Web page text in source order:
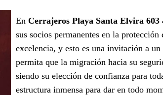
En Cerrajeros Playa Santa Elvira 603
sus socios permanentes en la
excelencia, y esto es una invitación a
permita que la migración hacia su
siendo su elección de confianza para
estructura inmensa para dar en todo